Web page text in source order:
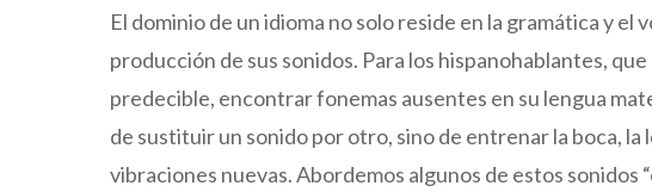
El dominio de un idioma no solo reside en la gramática y
producción de sus sonidos. Para los hispanohablantes,
predecible, encontrar fonemas ausentes en su lengua
de sustituir un sonido por otro, sino de entrenar la boca,
vibraciones nuevas. Abordemos algunos de estos sonidos